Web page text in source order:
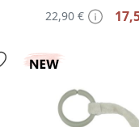
22,90 €